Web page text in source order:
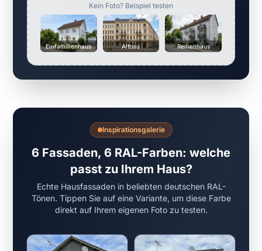
Kein Foto? Beispiel testen
Einfamilienhaus Altbau Reihenhaus
Inspirationsgalerie
6 Fassaden, 6 RAL-Farben: welche
passt zu Ihrem Haus?
Echte Hausfassaden in beliebten deutschen RAL-
Tönen. Tippen Sie auf eine Variante, um diese Farbe
direkt auf Ihrem eigenen Foto zu testen.